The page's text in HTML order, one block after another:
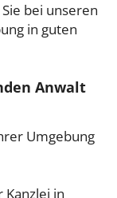
bei unseren
in guten
Anwalt
Umgebung
in